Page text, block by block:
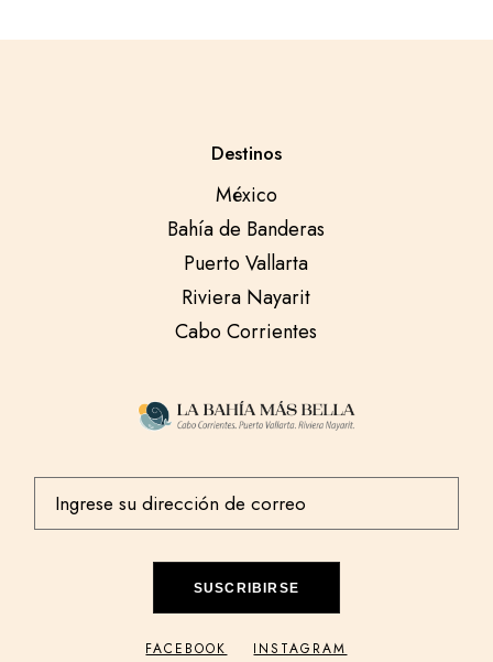
Destinos
México
Bahía de Banderas
Puerto Vallarta
Riviera Nayarit
Cabo Corrientes
SUSCRIBIRSE
FACEBOOK INSTAGRAM